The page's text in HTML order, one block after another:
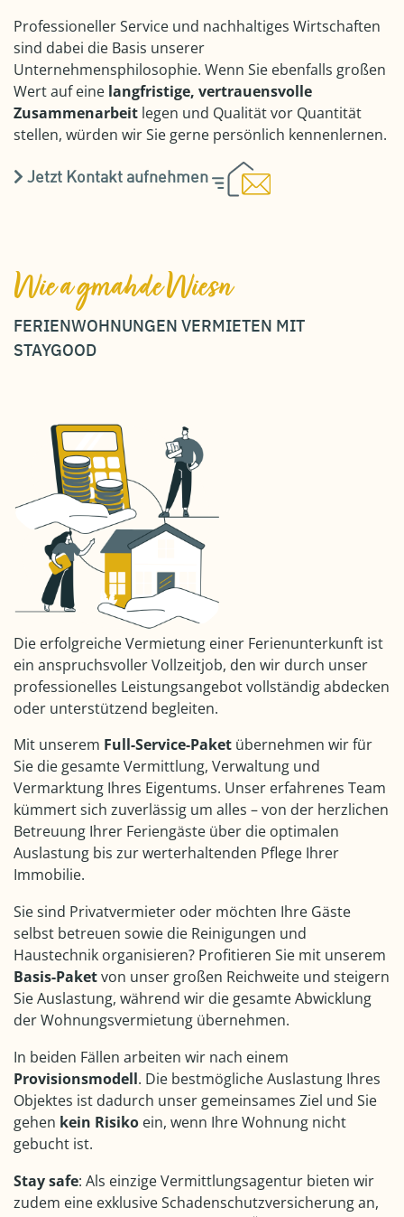
Professioneller Service und nachhaltiges Wirtschaften
sind dabei die Basis unserer
Unternehmensphilosophie. Wenn Sie ebenfalls großen
Wert auf eine langfristige, vertrauensvolle
Zusammenarbeit legen und Qualität vor Quantität
stellen, würden wir Sie gerne persönlich kennenlernen.
Jetzt Kontakt aufnehmen
Wie a gmahde Wiesn
FERIENWOHNUNGEN VERMIETEN MIT
STAYGOOD
Die erfolgreiche Vermietung einer Ferienunterkunft ist
ein anspruchsvoller Vollzeitjob, den wir durch unser
professionelles Leistungsangebot vollständig abdecken
oder unterstützend begleiten.
Mit unserem Full-Service-Paket übernehmen wir für
Sie die gesamte Vermittlung, Verwaltung und
Vermarktung Ihres Eigentums. Unser erfahrenes Team
kümmert sich zuverlässig um alles – von der herzlichen
Betreuung Ihrer Feriengäste über die optimalen
Auslastung bis zur werterhaltenden Pflege Ihrer
Immobilie.
Sie sind Privatvermieter oder möchten Ihre Gäste
selbst betreuen sowie die Reinigungen und
Haustechnik organisieren? Profitieren Sie mit unserem
Basis-Paketvon unser großen Reichweite und steigern
Sie Auslastung, während wir die gesamte Abwicklung
der Wohnungsvermietung übernehmen.
In beiden Fällen arbeiten wir nach einem
Provisionsmodell. Die bestmögliche Auslastung Ihres
Objektes ist dadurch unser gemeinsames Ziel und Sie
gehen kein Risiko ein, wenn Ihre Wohnung nicht
gebucht ist.
Stay safe: Als einzige Vermittlungsagentur bieten wir
zudem eine exklusive Schadenschutzversicherung an,